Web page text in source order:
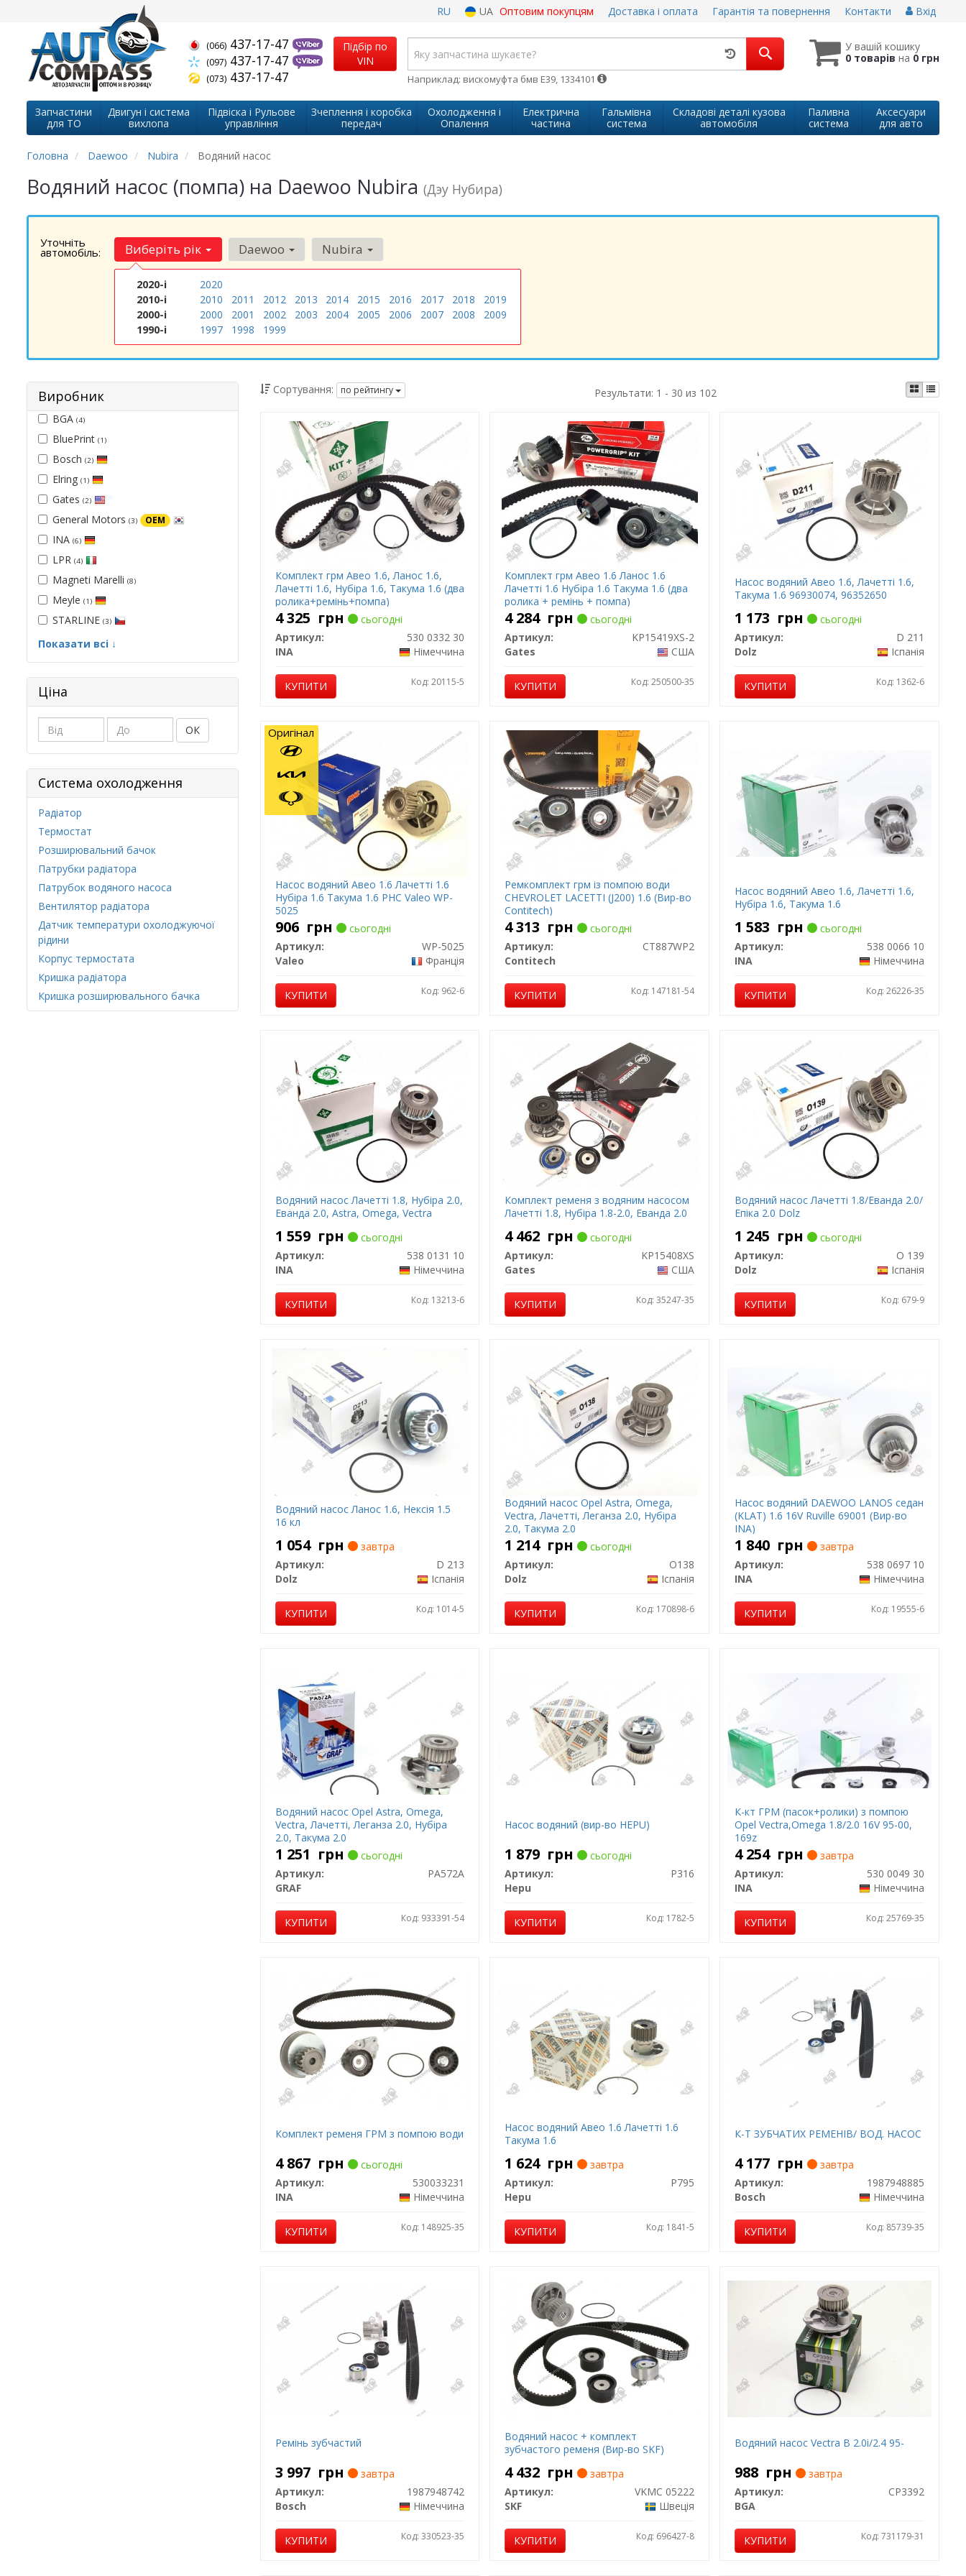
RU UA Оптовим покупцям Доставка і оплата Гарантія та повернення Контакти Вхід
(066) 437-17-47
(097) 437-17-47
(073) 437-17-47
Підбір по
VIN
У вашій кошику
0 товарів на 0 грн
Наприклад: вискомуфта бмв Е39, 1334101
Запчастини
для ТО
Двигун і система
вихлопа
Підвіска і Рульове
управління
Зчеплення і коробка
передач
Охолодження і
Опалення
Електрична
частина
Гальмівна
система
Складові деталі кузова
автомобіля
Паливна
система
Аксесуари
для авто
Головна Daewoo Nubira Водяний насос
Водяний насос (помпа) на Daewoo Nubira (Дэу Нубира)
Уточніть
автомобіль: Виберіть рік
2020-і
2020
2010-і
2010 2011 2012 2013 2014 2015 2016 2017 2018
2019
2000-і
2000 2001 2002 2003 2004 2005 2006 2007 2008
2009
1990-і
1997 1998 1999
Daewoo Nubira
Виробник
BGA (4)
BluePrint (1)
Bosch (2)
Elring (1)
Gates (2)
General Motors (3) OEM
INA (6)
LPR (4)
Magneti Marelli (8)
Meyle (1)
STARLINE (3)
Показати всі ↓
Ціна
ОК
Система охолодження
Радіатор
Термостат
Розширювальний бачок
Патрубки радіатора
Патрубок водяного насоса
Вентилятор радіатора
Датчик температури охолоджуючої
рідини
Корпус термостата
Кришка радіатора
Кришка розширювального бачка
Сортування: по рейтингу Результати: 1 - 30 из 102
Комплект грм Авео 1.6, Ланос 1.6,
Лачетті 1.6, Нубіра 1.6, Такума 1.6 (два
ролика+ремінь+помпа)
4 325 грн
сьогодні
Артикул:
530 0332 30
INA
Німеччина
КУПИТИ Код: 20115-5
Комплект грм Авео 1.6 Ланос 1.6
Лачетті 1.6 Нубіра 1.6 Такума 1.6 (два
ролика + ремінь + помпа)
4 284 грн
сьогодні
Артикул:
KP15419XS-2
Gates
США
КУПИТИ Код: 250500-35
Насос водяний Авео 1.6, Лачетті 1.6,
Такума 1.6 96930074, 96352650
1 173 грн
сьогодні
Артикул:
D 211
Dolz
Іспанія
КУПИТИ Код: 1362-6
Насос водяний Авео 1.6 Лачетті 1.6
Нубіра 1.6 Такума 1.6 PHC Valeo WP-
5025
906 грн
сьогодні
Артикул:
WP-5025
Valeo
Франція
КУПИТИ Код: 962-6
Оригінал
Ремкомплект грм із помпою води
CHEVROLET LACETTI (J200) 1.6 (Вир-во
Contitech)
4 313 грн
сьогодні
Артикул:
CT887WP2
Contitech
КУПИТИ Код: 147181-54
Насос водяний Авео 1.6, Лачетті 1.6,
Нубіра 1.6, Такума 1.6
1 583 грн
сьогодні
Артикул:
538 0066 10
INA
Німеччина
КУПИТИ Код: 26226-35
Водяний насос Лачетті 1.8, Нубіра 2.0,
Еванда 2.0, Astra, Omega, Vectra
1 559 грн
сьогодні
Артикул:
538 0131 10
INA
Німеччина
КУПИТИ Код: 13213-6
Комплект ременя з водяним насосом
Лачетті 1.8, Нубіра 1.8-2.0, Еванда 2.0
4 462 грн
сьогодні
Артикул:
KP15408XS
Gates
США
КУПИТИ Код: 35247-35
Водяний насос Лачетті 1.8/Еванда 2.0/
Епіка 2.0 Dolz
1 245 грн
сьогодні
Артикул:
O 139
Dolz
Іспанія
КУПИТИ Код: 679-9
Водяний насос Ланос 1.6, Нексія 1.5
16 кл
1 054 грн
завтра
Артикул:
D 213
Dolz
Іспанія
КУПИТИ Код: 1014-5
Водяний насос Opel Astra, Omega,
Vectra, Лачетті, Леганза 2.0, Нубіра
2.0, Такума 2.0
1 214 грн
сьогодні
Артикул:
O138
Dolz
Іспанія
КУПИТИ Код: 170898-6
Насос водяний DAEWOO LANOS седан
(KLAT) 1.6 16V Ruville 69001 (Вир-во
INA)
1 840 грн
завтра
Артикул:
538 0697 10
INA
Німеччина
КУПИТИ Код: 19555-6
Водяний насос Opel Astra, Omega,
Vectra, Лачетті, Леганза 2.0, Нубіра
2.0, Такума 2.0
1 251 грн
сьогодні
Артикул:
PA572A
GRAF
КУПИТИ Код: 933391-54
Насос водяний (вир-во HEPU)
1 879 грн
сьогодні
Артикул:
P316
Hepu
КУПИТИ Код: 1782-5
К-кт ГРМ (пасок+ролики) з помпою
Opel Vectra,Omega 1.8/2.0 16V 95-00,
169z
4 254 грн
завтра
Артикул:
530 0049 30
INA
Німеччина
КУПИТИ Код: 25769-35
Комплект ременя ГРМ з помпою води
4 867 грн
сьогодні
Артикул:
530033231
INA
Німеччина
КУПИТИ Код: 148925-35
Насос водяний Авео 1.6 Лачетті 1.6
Такума 1.6
1 624 грн
завтра
Артикул:
P795
Hepu
КУПИТИ Код: 1841-5
К-Т ЗУБЧАТИХ РЕМЕНІВ/ ВОД. НАСОС
4 177 грн
завтра
Артикул:
1987948885
Bosch
Німеччина
КУПИТИ Код: 85739-35
Ремінь зубчастий
3 997 грн
завтра
Артикул:
1987948742
Bosch
Німеччина
КУПИТИ Код: 330523-35
Водяний насос + комплект
зубчастого ременя (Вир-во SKF)
4 432 грн
завтра
Артикул:
VKMC 05222
SKF
Швеція
КУПИТИ Код: 696427-8
Водяний насос Vectra B 2.0i/2.4 95-
988 грн
завтра
Артикул:
CP3392
BGA
КУПИТИ Код: 731179-31